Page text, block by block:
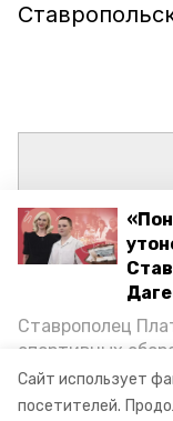
Сайт использует
посетителей.
Ставрополец
спортивных
Каспийском море
возвращении